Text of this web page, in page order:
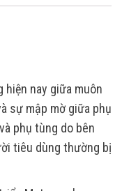
nay giữa muôn
sự mập mờ giữa phụ
phụ tùng do bên
tiêu dùng thường bị